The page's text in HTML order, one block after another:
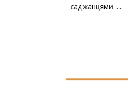
саджанцями ...